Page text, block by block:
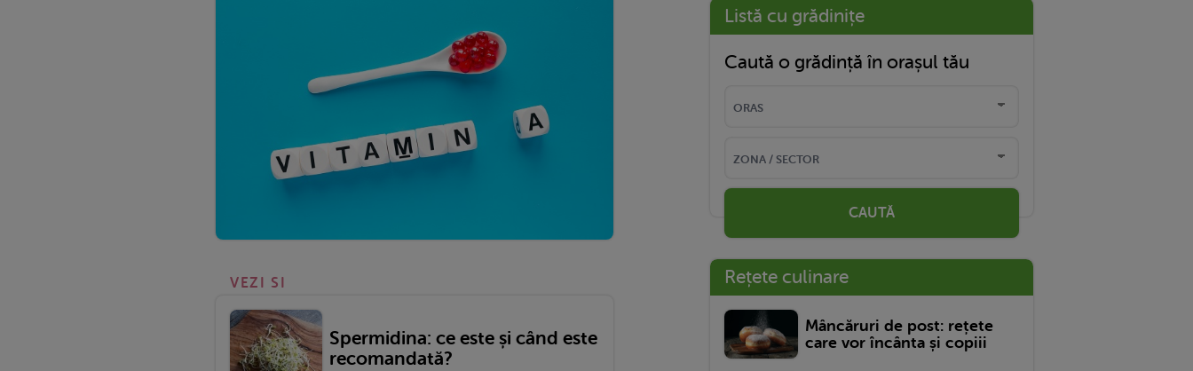
VEZI SI
Spermidina: ce este și când este
recomandată?
Listă cu grădinițe
Caută o grădință în orașul tău
CAUTĂ
Rețete culinare
Mâncăruri de post: rețete
care vor încânta și copiii